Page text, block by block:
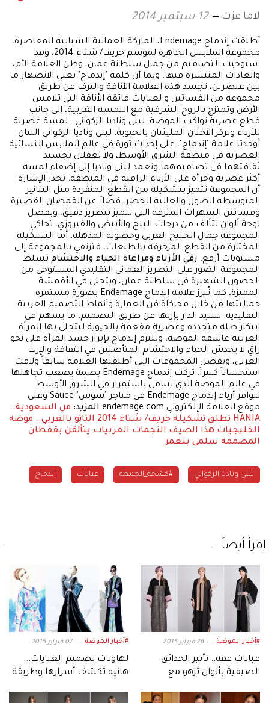
لاما عزت 12 سبتمبر 2014
أطلقت إندماج Endemage، الماركة العمانية الشبابية المعاصرة،
مجموعة الملابس الجاهزة لموسم خريف/ شتاء 2014، وقد
استوحيت التصاميم من جمال سلطنة عمان، وطن العلامة الأم،
والعادات المنتشرة فيها. وبما أن كلمة "إندماج" تعني الانصهار ما
بين عنصرين، تجسد هذه العلامة الأناقة والترف عن طريق
مجموعة من الفساتين والعبايات فائقة الأناقة التي تلامس
الأرض وتمتزج بالروح الشرقية مع اللمسة الغربية، إلى جانب
قطع عصرية تواكب الموضة. لبنى وناديا الزكواني.. لمسة عصرية
للأزياء وتركز الأختان المليئتان بالحيوية، لبنى وناديا الزكواني اللتان
أوجدتا علامة "إندماج"، على إحداث ثورة في عالم الملابس النسائية
العصرية في منطقة الشرق الأوسط، ولا تغفلان تجسيد
ثقافتهما في تصاميمهما.وتعمد لبنى وناديا إلى إضفاء لمسة
أكثر عصرية وجرأة على الأزياء الراقية في المنطقة. تجدر الإشارة
أن المجموعة تتميز بتشكيلة من القطع المنفردة مثل التنانير
المتوسطة الصول والعالية الخصر، فضلاً عن القمصان القصيرة
وفساتين السهرات المترفة التي تتميز بتطريز دقيق. وبفضل
لوحة ألوان تتألف من درجات البيج والأبيض والفيروزي، تحاكي
المجموعة جمال الخليج العربي وحصونه المذهلة، أما التشكيلة
المختارة من القطع المزخرفة بالطبعات، فترتقي بالمجموعة إلى
مستويات أرفع. رقي الأزياء ومراعاة الحياء والاحتشام تسلط
المجموعة الضور على التطريز العماني التقليدي المستوحى من
الحصون الشهيرة في سلطنة عمان، ويتجلى في الأقمشة
المميزة، كما تُبرز علامة إندماج Endemage بصورة مستمرة
جماليتها من خلال محاكاة فن العمارة وأنماط التصميم العربية
التقليدية. تشيد الدار بإرثها عن طريق التصميم، ما يسهم في
ابتكار طلة متجددة وعصرية مفعمة بالحيوية لتتحلى بها المرأة
العربية عاشقة الموضة، وتلتزم إندماج بإبراز جسد المرأة على نحو
راقٍ لا يخدش الحياء والاحتشام المتأصلين في الثقافة والإرث
العربي، وبفضل المجموعات التي أطلقتها العلامة سابقاً ولاقت
استحساناً كبيراً، تركت إندماج Endemage بصمة يصعب تجاهلها
في عالم الموضة الذي يتنامى باستمرار في الشرق الأوسط.
تتوافر أزياء إندماج Endemage في متاجر "سوس" Sauce وعلى
موقع العلامة الإلكتروني endemage.com
المزيد: من السعودية..
HANIA تطلق تشكيلة خريف/ شتاء 2014
التاتو بالعربي.. موضة
الخليجيات هذا الصيف النجمات العربيات يتألقن بقفطان
المصممة سلمى بنعمر
لبنى وناديا الزكواني #كشخة_الجمعة عبايات إندماج
إقرأ أيضاً
#أخبار الموضة 26 فبراير 2015
عبايات عفة.. تأثير الحدائق
الصيفية بألوان تزهو مع
#أخبار الموضة 07 فبراير 2015
لهاويات تصميم العبايات..
هانيه تكشف أسرارها وطريقة